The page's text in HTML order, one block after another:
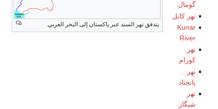
يتدفق نهر السند عبر پاكستان إلى البحر العربي.
گومال
نهر كابل
Kunar
River
نهر
كورام
نهر
پانجناد
نهر
شيگار